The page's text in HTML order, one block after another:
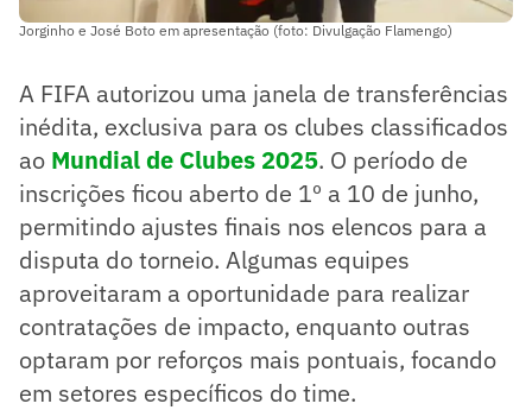
Jorginho e José Boto em apresentação (foto: Divulgação Flamengo)
A FIFA autorizou uma janela de transferências
inédita, exclusiva para os clubes classificados
ao Mundial de Clubes 2025. O período de
inscrições ficou aberto de 1º a 10 de junho,
permitindo ajustes finais nos elencos para a
disputa do torneio. Algumas equipes
aproveitaram a oportunidade para realizar
contratações de impacto, enquanto outras
optaram por reforços mais pontuais, focando
em setores específicos do time.